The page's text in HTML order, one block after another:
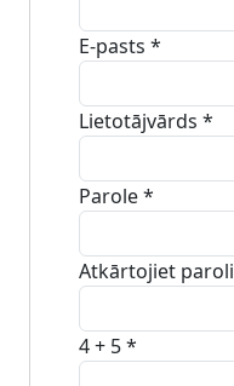
E-pasts *
Lietotājvārds *
Parole*
Atkārtojiet paroli
4 + 5*